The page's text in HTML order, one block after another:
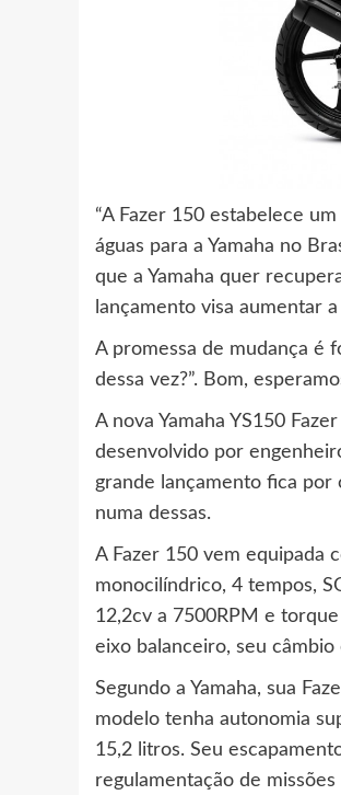
“A Fazer 150 estabelece
águas para a Yamaha no
que a Yamaha quer
lançamento visa aumentar
A promessa de mudança é
dessa vez?”. Bom,
A nova Yamaha YS150
desenvolvido por
grande lançamento fica por
numa dessas.
A Fazer 150 vem equipada
monocilíndrico, 4 tempos,
12,2cv a 7500RPM e
eixo balanceiro, seu câmbio
Segundo a Yamaha, sua
modelo tenha autonomia
15,2 litros. Seu
regulamentação de